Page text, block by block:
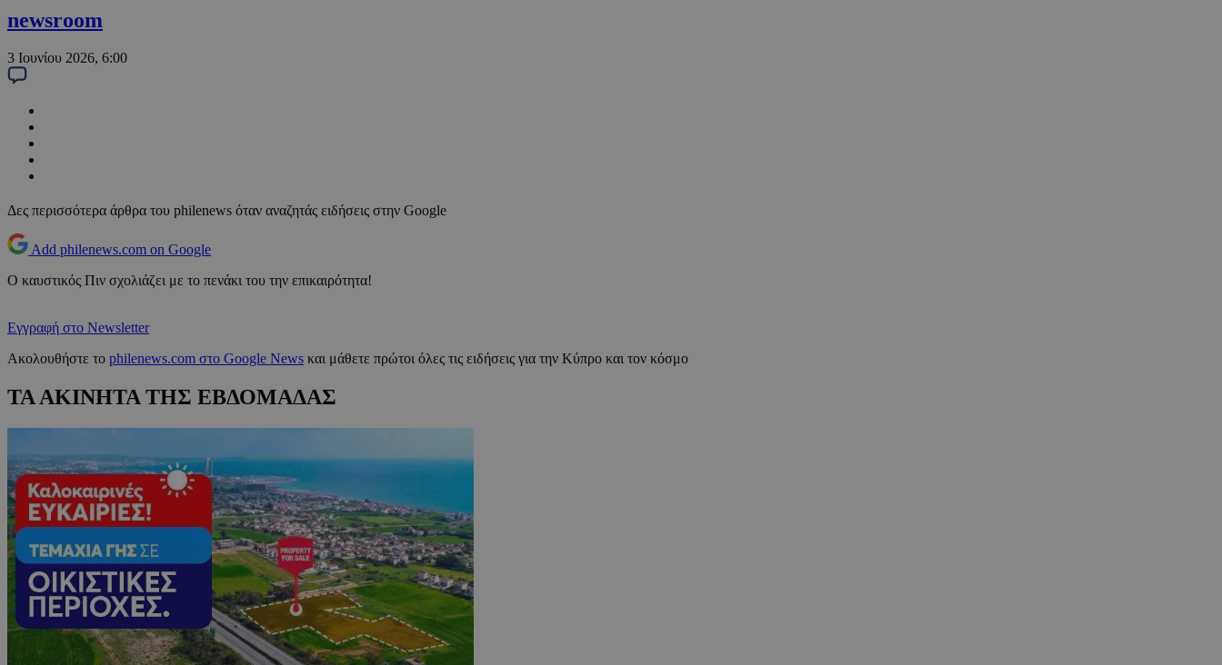
newsroom
3 Ιουνίου 2026, 6:00
Δες περισσότερα άρθρα του philenews όταν αναζητάς ειδήσεις στην Google
Add philenews.com on Google
Ο καυστικός Πιν σχολιάζει με το πενάκι του την επικαιρότητα!
Εγγραφή στο Newsletter
Ακολουθήστε το philenews.com στο Google News και μάθετε πρώτοι όλες τις ειδήσεις για την Κύπρο και τον κόσμο
ΤΑ ΑΚΙΝΗΤΑ ΤΗΣ ΕΒΔΟΜΑΔΑΣ